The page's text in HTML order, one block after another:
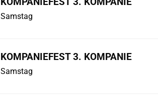
Samstag
KOMPANIEFEST 3. KOMPANIE
Samstag